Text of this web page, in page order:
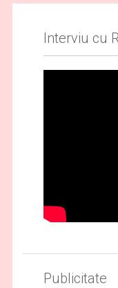
Interviu cu
Publicitate